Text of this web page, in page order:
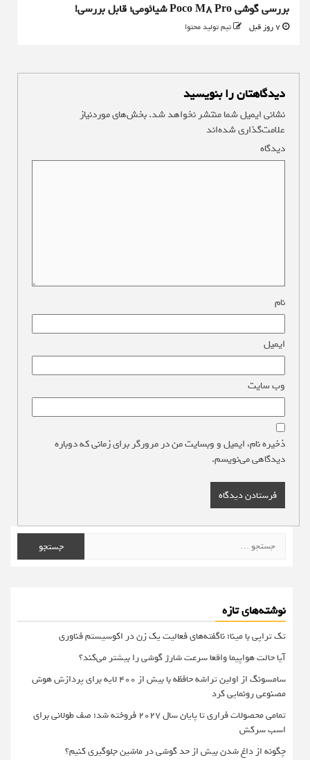
بررسی گوشی Poco M8 Pro شیائومی؛ قابل بررسی!
تیم تولید محتوا
دیدگاهتان را بنویسید
نشانی ایمیل شما منتشر نخواهد شد.بخش‌های موردنیاز
علامت‌گذاری شده‌اند
دیدگاه
نام
ایمیل
وب‌ سایت
ذخیره نام، ایمیل و وبسایت من در مرورگر برای زمانی که دوباره
دیدگاهی می‌نویسم.
برای:
نوشته‌های تازه
تک تراپی با مینا؛ ناگفته‌های فعالیت یک زن در اکوسیستم فناوری
آیا حالت هواپیما واقعا سرعت شارژ گوشی را بیشتر می‌کند؟
سامسونگ از اولین تراشه حافظه با بیش از ۴۰۰ لایه برای پردازش هوش
مصنوعی رونمایی کرد
تمامی محصولات فراری تا پایان سال ۲۰۲۷ فروخته شد؛ صف طولانی برای
اسب سرکش
چگونه از داغ شدن بیش از حد گوشی در ماشین جلوگیری کنیم؟